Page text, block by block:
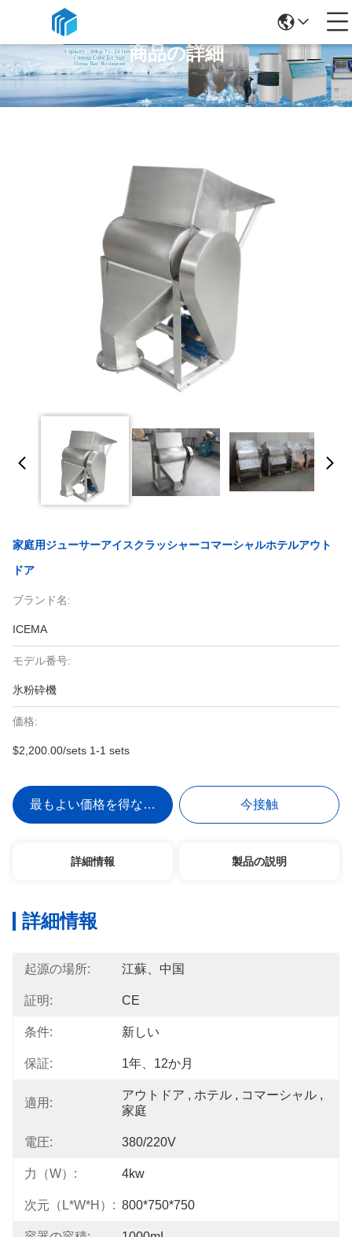
商品の詳細
家庭用ジューサーアイスクラッシャーコマーシャルホテルアウト
ドア
ブランド名:
ICEMA
モデル番号:
氷粉砕機
価格:
$2,200.00/sets 1-1 sets
最もよい価格を得なさい 今接触
詳細情報 製品の説明
詳細情報
起源の場所: 江蘇、中国
証明: CE
条件: 新しい
保証: 1年、12か月
適用:
アウトドア , ホテル , コマーシャル ,
家庭
電圧: 380/220V
力（w）: 4kw
次元（L*W*H）: 800*750*750